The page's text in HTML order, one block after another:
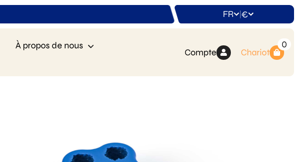
FR |€
À propos de nous
Compte
0
Chariot